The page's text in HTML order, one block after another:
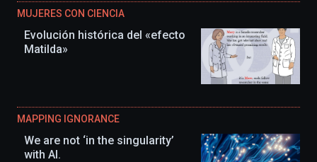
MUJERES CON CIENCIA
Evolución histórica del «efecto
Matilda»
MAPPING IGNORANCE
We are not ‘in the singularity’
with AI.